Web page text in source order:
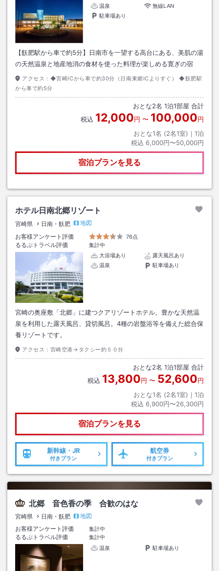
温泉
無線LAN
駐車場あり
【飫肥駅から車で約5分】日南市を一望する高台にある、美肌の湯
の天然温泉と地産地消の食材を使った料理が楽しめる寛ぎの宿
アクセス： ◆宮崎ICから車で約30分（日南東郷ICよりすぐ） ◆飫肥駅
から車で約5分
おとな2名 1泊1部屋 合計
税込 12,000円 〜 100,000円
おとな1名 (2名1室)｜ 1泊
税込 6,000円〜50,000円
宿泊プランを見る
ホテル日南北郷リゾート
宮崎県 日南・飫肥
地図
お客様アンケート評価
76点
るるぶトラベル評価
集計中
大浴場あり
露天風呂あり
温泉
駐車場あり
宮崎の奥座敷「北郷」に建つクアリゾートホテル。豊かな天然温
泉を利用した露天風呂、貸切風呂。4種の岩盤浴等を備えた総合保
養リゾートです。
アクセス： 宮崎空港→タクシー約５０分
おとな2名 1泊1部屋 合計
税込 13,800円 〜 52,600円
おとな1名 (2名1室)｜ 1泊
税込 6,900円〜26,300円
宿泊プランを見る
新幹線・JR
付きプラン
航空券
付きプラン
北郷 音色香の季 合歓のはな
宮崎県 日南・飫肥
地図
お客様アンケート評価
集計中
るるぶトラベル評価
集計中
温泉
駐車場あり